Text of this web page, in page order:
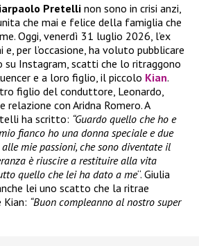
Pretellinon sono in crisi anzi,
che mai e felice della famiglia che
Oggi, venerdì 31 luglio 2026, l’ex
per l’occasione, ha voluto pubblicare
Instagram, scatti che lo ritraggono
e a loro figlio, il piccolo Kian.
figlio del conduttore, Leonardo,
con Aridna Romero. A
ha scritto: “Guardo quello che ho e
fianco ho una donna speciale e due
mie passioni, che sono diventate il
è riuscire a restituire alla vita
quello che lei ha dato a me“. Giulia
lei uno scatto che la ritrae
Kian: “Buon compleanno al nostro super